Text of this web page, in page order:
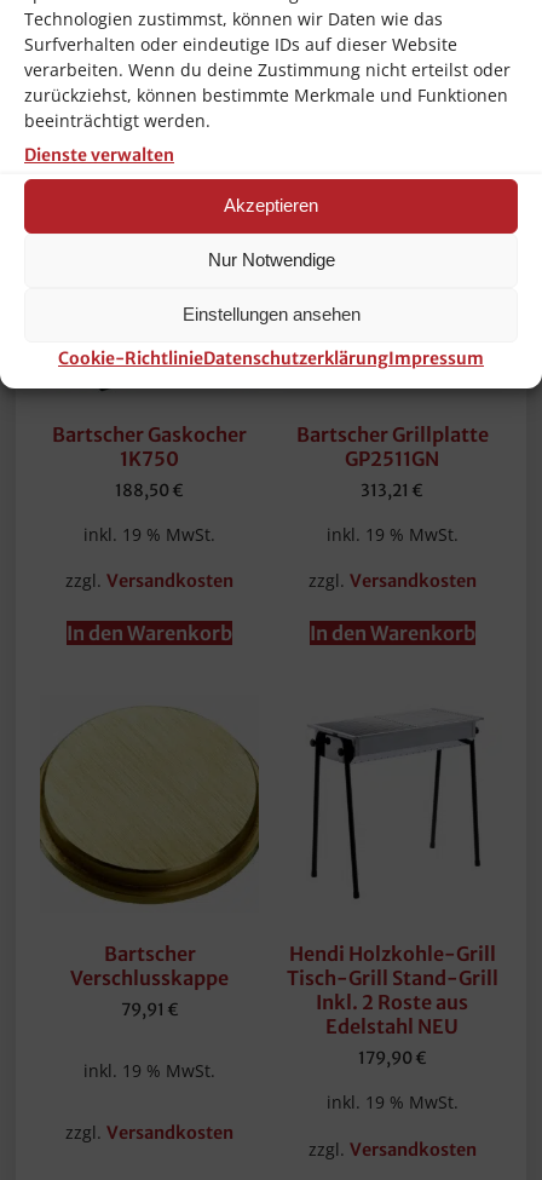
Technologien zustimmst, können wir Daten wie das
Surfverhalten oder eindeutige IDs auf dieser Website
verarbeiten. Wenn du deine Zustimmung nicht erteilst oder
zurückziehst, können bestimmte Merkmale und Funktionen
beeinträchtigt werden.
Dienste verwalten
Akzeptieren
Nur Notwendige
Einstellungen ansehen
Cookie-RichtlinieDatenschutzerklärungImpressum
Volume:0.002 m3
Ähnliche Produkte
Bartscher Gaskocher
1K750
188,50 €
inkl. 19 % MwSt.
zzgl.Versandkosten
In den Warenkorb
Bartscher Grillplatte
GP2511GN
313,21 €
inkl. 19 % MwSt.
zzgl. Versandkosten
In den Warenkorb
Bartscher
Verschlusskappe
79,91 €
inkl. 19 % MwSt.
zzgl.Versandkosten
Hendi Holzkohle-Grill
Tisch-Grill Stand-Grill
Inkl. 2 Roste aus
Edelstahl NEU
179,90 €
inkl. 19 % MwSt.
zzgl. Versandkosten